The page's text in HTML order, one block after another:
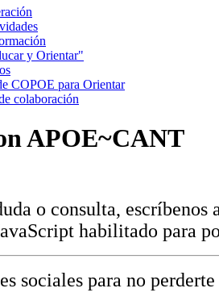
y Orientar"
COPOE para Orientar
colaboración
APOE~CANT
o consulta, escríbenos a
habilitado para
sociales para no perderte